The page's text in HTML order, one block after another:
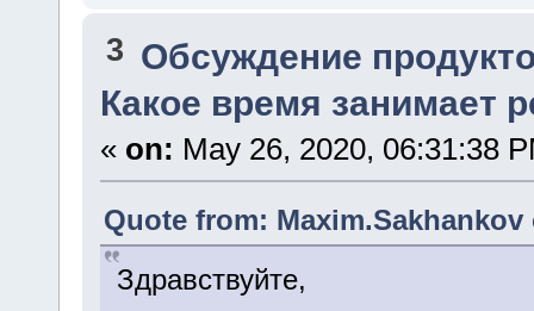
3 Обсуждение
Какое время занимает
« on: May 26, 2020, 06:31:38
Quote from: Maxim.Sakhankov
Здравствуйте,